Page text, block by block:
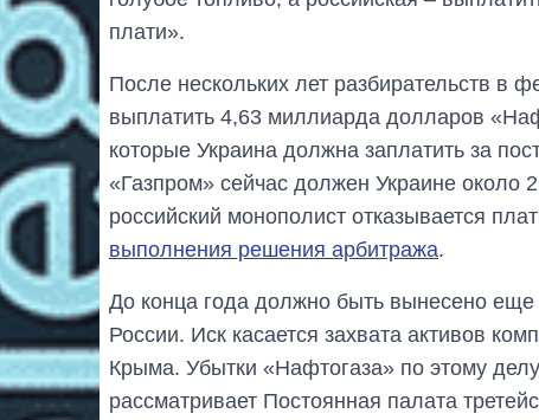
плати».
После нескольких лет разбирательств в
выплатить 4,63 миллиарда долларов
которые Украина должна заплатить за
«Газпром» сейчас должен Украине около
российский монополист отказывается
выполнения решения арбитража.
До конца года должно быть вынесено
России. Иск касается захвата активов
Крыма. Убытки «Нафтогаза» по этому
рассматривает Постоянная палата